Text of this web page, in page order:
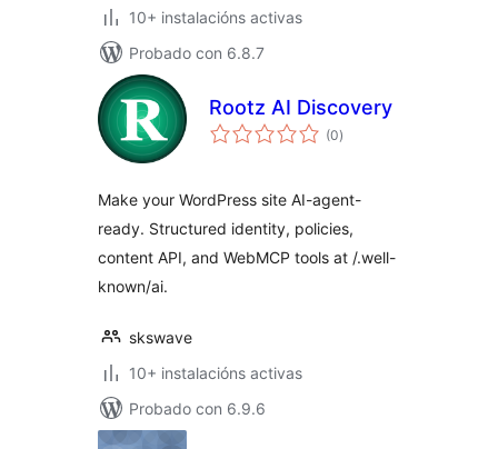
10+ instalacións activas
Probado con 6.8.7
Rootz AI Discovery
(0valoracións
totais
)
Make your WordPress site AI-agent-
ready. Structured identity, policies,
content API, and WebMCP tools at /.well-
known/ai.
skswave
10+ instalacións activas
Probado con 6.9.6